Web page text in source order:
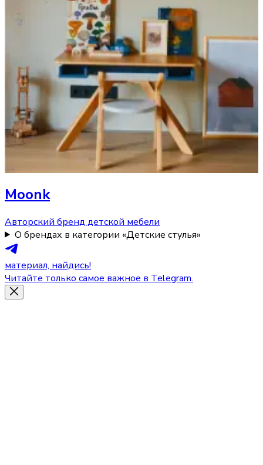
Moonk
Авторский бренд детской мебели
О брендах в категории «Детские стулья»
материал, найдись!
Читайте только самое важное в Telegram.